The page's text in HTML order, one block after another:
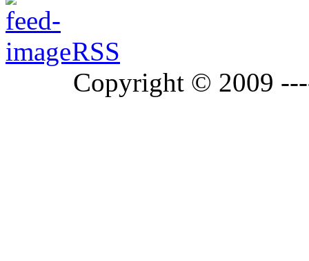
RSS
Copyright © 2009